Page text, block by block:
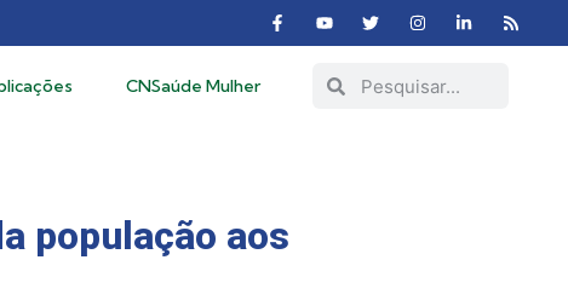
CNSaúde Mulher
população aos